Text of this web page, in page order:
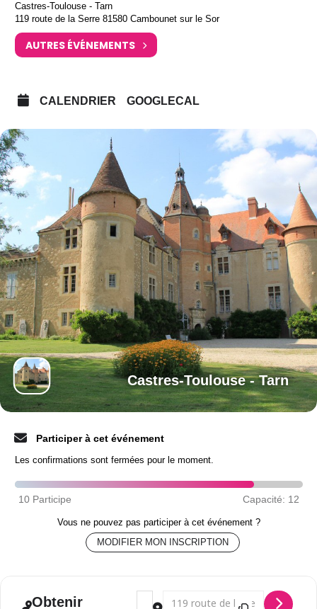
Castres-Toulouse - Tarn
119 route de la Serre 81580 Cambounet sur le Sor
AUTRES ÉVÉNEMENTS
CALENDRIER GOOGLECAL
Castres-Toulouse - Tarn
Participer à cet événement
Les confirmations sont fermées pour le moment.
Vous ne pouvez pas participer à cet événement ?
MODIFIER MON INSCRIPTION
Obtenir
Adresse - Journée Découverte - Castres-
Adresse de destination - Journée